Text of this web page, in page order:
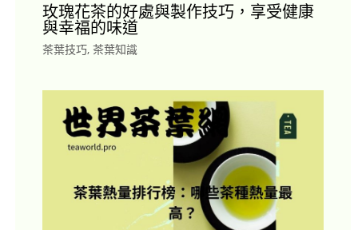
玫瑰花茶的好處與製作技巧，享受健康
與幸福的味道
茶葉技巧, 茶葉知識